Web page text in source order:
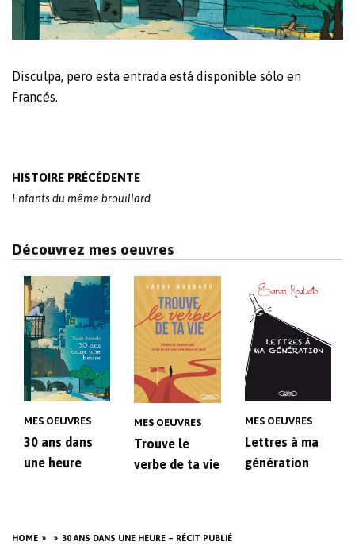
HOME 30 ANS DANS UNE HEURE – RÉCIT PUBLIÉ
Disculpa, pero esta entrada está disponible sólo en
Francés.
Post
navigation
HISTOIRE PRÉCÉDENTE
Enfants du même brouillard
Découvrez mes oeuvres
MES OEUVRES
30 ans dans
une heure
MES OEUVRES
Trouve le
verbe de ta vie
MES OEUVRES
Lettres à ma
génération